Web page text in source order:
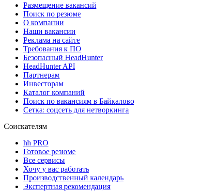
Размещение вакансий
Поиск по резюме
О компании
Наши вакансии
Реклама на сайте
Требования к ПО
Безопасный HeadHunter
HeadHunter API
Партнерам
Инвесторам
Каталог компаний
Поиск по вакансиям в Байкалово
Сетка: соцсеть для нетворкинга
Соискателям
hh PRO
Готовое резюме
Все сервисы
Хочу у вас работать
Производственный календарь
Экспертная рекомендация